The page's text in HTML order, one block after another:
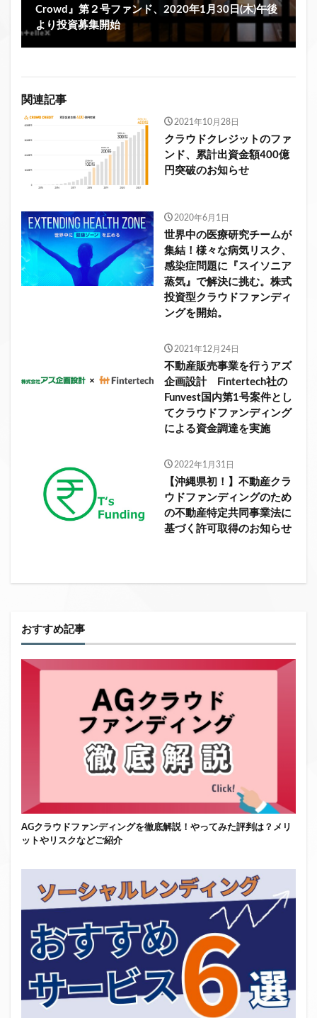
Crowd』第２号ファンド、2020年1月30日(木)午後
より投資募集開始
関連記事
2021年10月28日
クラウドクレジットのファ
ンド、累計出資金額400億
円突破のお知らせ
2020年6月1日
世界中の医療研究チームが
集結！様々な病気リスク、
感染症問題に『スイソニア
蒸気』で解決に挑む。株式
投資型クラウドファンディ
ングを開始。
2021年12月24日
不動産販売事業を行うアズ
企画設計 Fintertech社の
Funvest国内第1号案件とし
てクラウドファンディング
による資金調達を実施
2022年1月31日
【沖縄県初！】不動産クラ
ウドファンディングのため
の不動産特定共同事業法に
基づく許可取得のお知らせ
おすすめ記事
AGクラウドファンディングを徹底解説！やってみた評判は？メリ
ットやリスクなどご紹介